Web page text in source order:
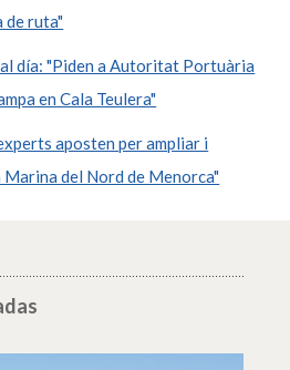
de ruta"
día: "Piden a Autoritat Portuària
en Cala Teulera"
aposten per ampliar i
del Nord de Menorca"